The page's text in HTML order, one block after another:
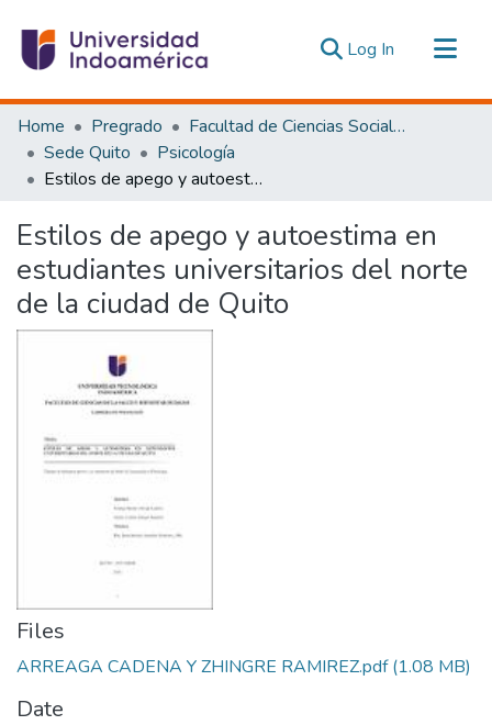
Log In (current)
Communities & Collections
All of DSpace
Statistics
Home Pregrado
Facultad de Ciencias Sociales y Humanas
Sede Quito
Psicología
Estilos de apego y autoestima en estudiantes universitarios del norte de la ciudad de Quito
Estilos de apego y autoestima en
estudiantes universitarios del norte
de la ciudad de Quito
Files
ARREAGA CADENA Y ZHINGRE RAMIREZ.pdf(1.08 MB)
Date